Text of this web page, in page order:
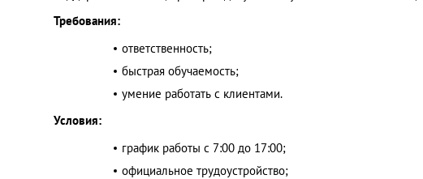
Требования:
ответственность;
быстрая обучаемость;
умение работать с клиентами.
Условия:
график работы с 7:00 до 17:00;
официальное трудоустройство;